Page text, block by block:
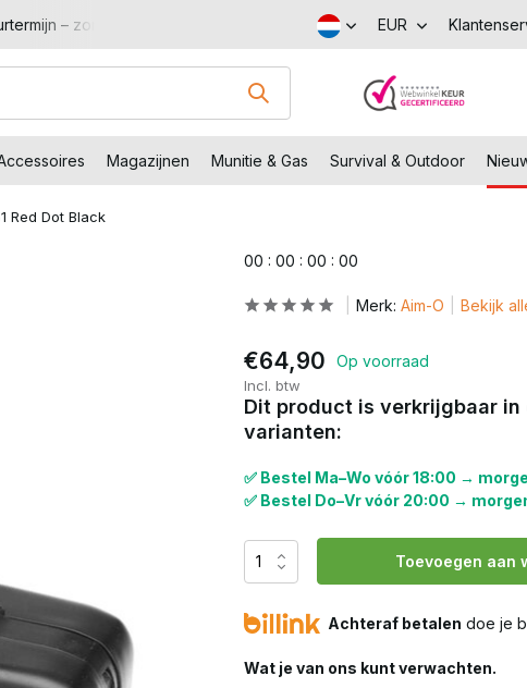
– zonder gedoe, zonder stress. Shop met voordeel –
EUR
Magazijnen Munitie & Gas Survival & Outdoor
Red Dot Black
00 : 00 : 00 : 00
Merk: Aim-O Bekijk
€64,90 Op voorraad
Incl. btw
Dit product is verkrijgbaar in
varianten:
✅ Bestel Ma–Wo vóór 18:00 →
✅ Bestel Do–Vr vóór 20:00 →
Toevoegen aan
Achteraf betalen doe je
Wat je van ons kunt verwachten.